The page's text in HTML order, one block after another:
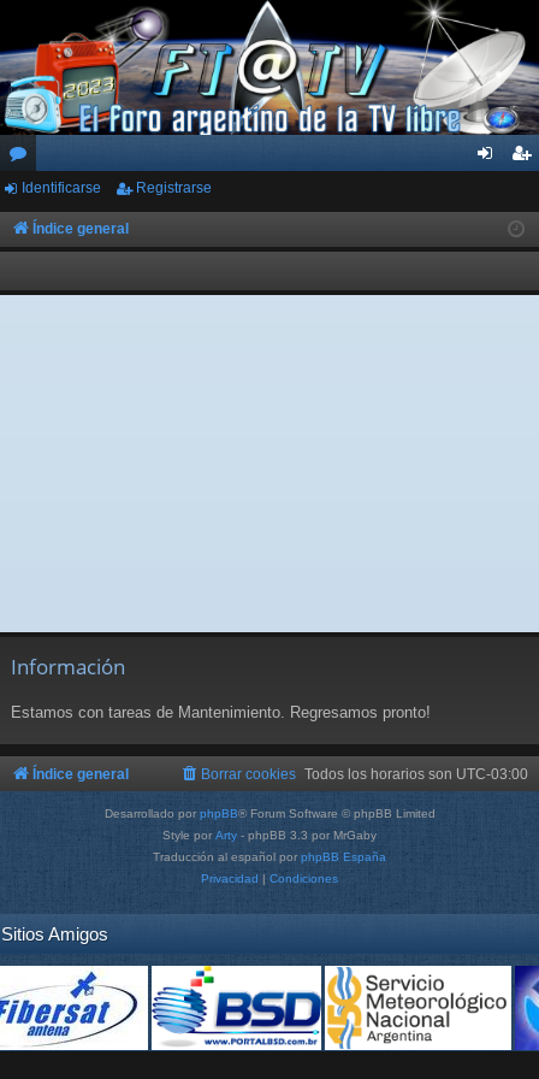
or
os
ar
ist
rs
Identificarse Registrarse
Índice general
Información
Estamos con tareas de Mantenimiento. Regresamos pronto!
Índice general Todos los horarios son UTC-03:00
Borrar cookies
Desarrollado por phpBB® Forum Software © phpBB Limited
Style por Arty - phpBB 3.3 por MrGaby
Traducción al español por phpBB España
Privacidad | Condiciones
Sitios Amigos